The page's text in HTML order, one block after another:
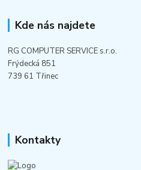
Kde nás najdete
RG COMPUTER SERVICE s.r.o.
Frýdecká 851
739 61 Třinec
Kontakty